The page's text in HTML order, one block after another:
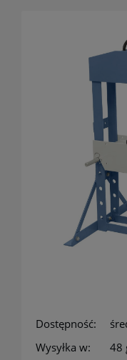
Dostępność:
Wysyłka w:
48